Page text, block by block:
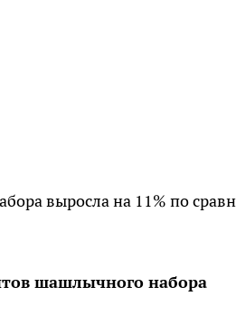
выросла на 11% по
шашлычного набора